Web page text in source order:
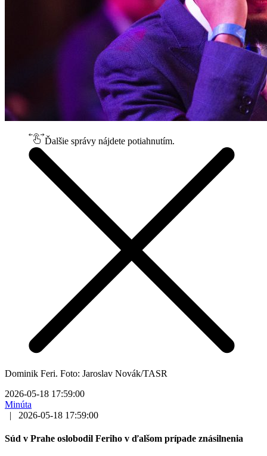
Ďalšie správy nájdete potiahnutím.
Dominik Feri. Foto: Jaroslav Novák/TASR
2026-05-18 17:59:00
Minúta
|
2026-05-18 17:59:00
Súd v Prahe oslobodil Feriho v ďalšom prípade znásilnenia